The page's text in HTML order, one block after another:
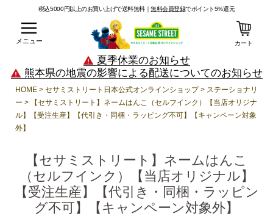
税込5000円以上のお買い上げで送料無料｜無料会員登録でポイント5%還元
メニュー カート
夏季休業のお知らせ
熊本県の地震の影響による配送についてのお知らせ
HOME セサミストリート日本公式オンラインショップ
ステーショナリ
ー
【セサミストリート】ネームはんこ（セルフインク）【当店オリジナ
ル】【受注生産】【代引き・同梱・ラッピング不可】【キャンペーン対象
外】
【セサミストリート】ネームはんこ
（セルフインク）【当店オリジナル】
【受注生産】【代引き・同梱・ラッピン
グ不可】【キャンペーン対象外】